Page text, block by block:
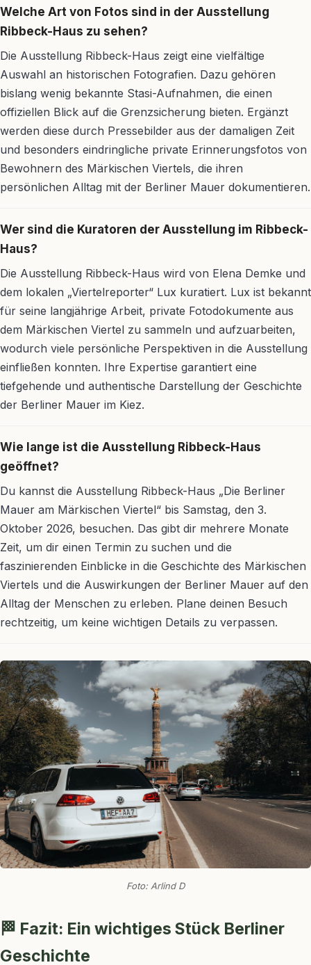
Welche Art von Fotos sind in der Ausstellung
Ribbeck-Haus zu sehen?
Die Ausstellung Ribbeck-Haus zeigt eine vielfältige
Auswahl an historischen Fotografien. Dazu gehören
bislang wenig bekannte Stasi-Aufnahmen, die einen
offiziellen Blick auf die Grenzsicherung bieten. Ergänzt
werden diese durch Pressebilder aus der damaligen Zeit
und besonders eindringliche private Erinnerungsfotos von
Bewohnern des Märkischen Viertels, die ihren
persönlichen Alltag mit der Berliner Mauer dokumentieren.
Wer sind die Kuratoren der Ausstellung im Ribbeck-
Haus?
Die Ausstellung Ribbeck-Haus wird von Elena Demke und
dem lokalen „Viertelreporter“ Lux kuratiert. Lux ist bekannt
für seine langjährige Arbeit, private Fotodokumente aus
dem Märkischen Viertel zu sammeln und aufzuarbeiten,
wodurch viele persönliche Perspektiven in die Ausstellung
einfließen konnten. Ihre Expertise garantiert eine
tiefgehende und authentische Darstellung der Geschichte
der Berliner Mauer im Kiez.
Wie lange ist die Ausstellung Ribbeck-Haus
geöffnet?
Du kannst die Ausstellung Ribbeck-Haus „Die Berliner
Mauer am Märkischen Viertel“ bis Samstag, den 3.
Oktober 2026, besuchen. Das gibt dir mehrere Monate
Zeit, um dir einen Termin zu suchen und die
faszinierenden Einblicke in die Geschichte des Märkischen
Viertels und die Auswirkungen der Berliner Mauer auf den
Alltag der Menschen zu erleben. Plane deinen Besuch
rechtzeitig, um keine wichtigen Details zu verpassen.
Foto: Arlind D
🏁 Fazit: Ein wichtiges Stück Berliner
Geschichte